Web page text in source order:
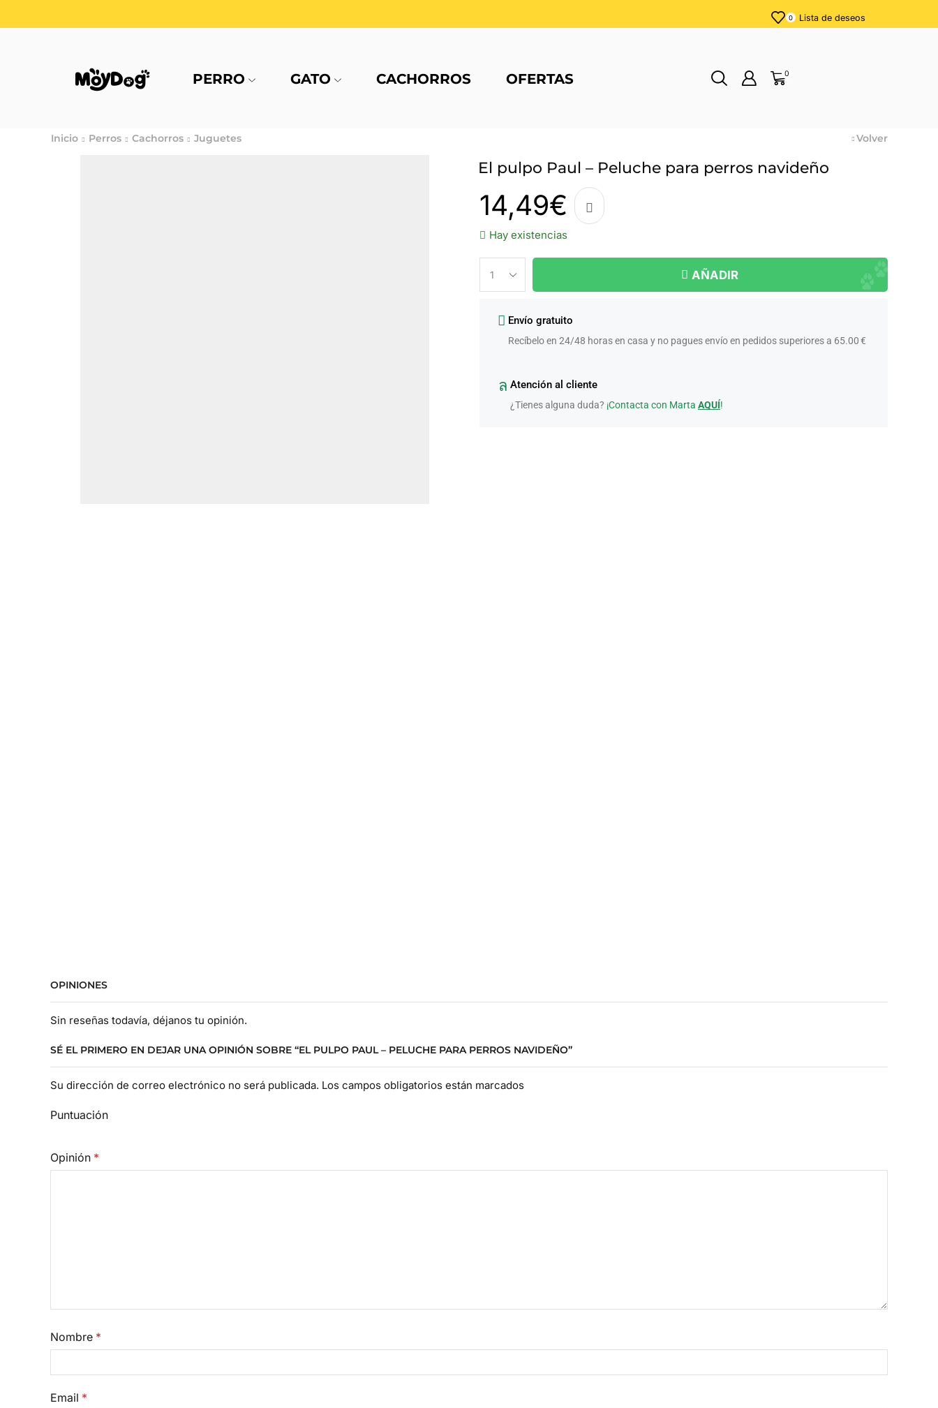
0 Lista de deseos
PERRO GATO CACHORROS OFERTAS 0
Inicio Perros Cachorros Juguetes Volver
El pulpo Paul – Peluche para perros navideño
14,49€
Hay existencias
AÑADIR
Envío gratuito
Recíbelo en 24/48 horas en casa y no pagues envío en pedidos superiores a 65.00 €
Atención al cliente
¿Tienes alguna duda? ¡Contacta con Marta AQUÍ!
OPINIONES
Sin reseñas todavía, déjanos tu opinión.
SÉ EL PRIMERO EN DEJAR UNA OPINIÓN SOBRE “EL PULPO PAUL – PELUCHE PARA PERROS NAVIDEÑO”
Su dirección de correo electrónico no será publicada. Los campos obligatorios están marcados
Puntuación
Opinión *
Nombre *
Email *